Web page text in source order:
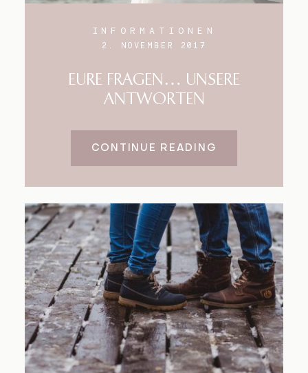
INFORMATIONEN
2. NOVEMBER 2017
EURE FRAGEN… UNSERE
ANTWORTEN
CONTINUE READING